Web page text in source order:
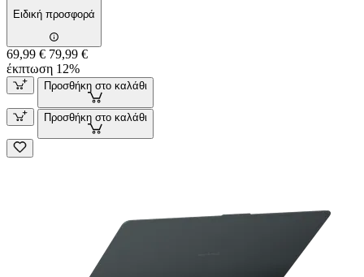
Ειδική προσφορά
69,99 € 79,99 €
έκπτωση 12%
Προσθήκη στο καλάθι
Προσθήκη στο καλάθι